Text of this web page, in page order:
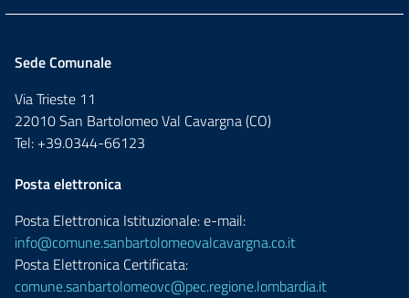
Sede Comunale
Via Trieste 11
22010 San Bartolomeo Val Cavargna (CO)
Tel: +39.0344-66123
Posta elettronica
Posta Elettronica Istituzionale: e-mail:
info@comune.sanbartolomeovalcavargna.co.it
Posta Elettronica Certificata:
comune.sanbartolomeovc@pec.regione.lombardia.it